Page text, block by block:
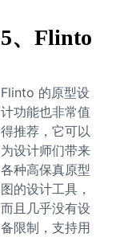
5、Flinto
Flinto 的原型设
计功能也非常值
得推荐，它可以
为设计师们带来
各种高保真原型
图的设计工具，
而且几乎没有设
备限制，支持用